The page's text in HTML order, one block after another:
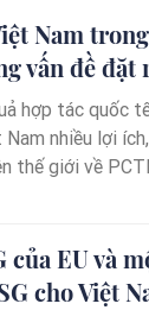
Nam
vấn đề đặt
hợp tác quốc
nhiều lợi
thế giới về
của EU và
cho Việt